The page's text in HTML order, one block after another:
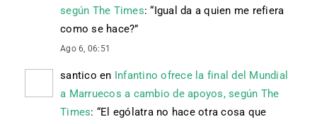
según The Times: “Igual da a quien me refiera
como se hace?”
Ago 6, 06:51
santico en Infantino ofrece la final del Mundial
a Marruecos a cambio de apoyos, según The
Times: “El ególatra no hace otra cosa que